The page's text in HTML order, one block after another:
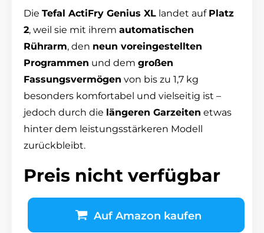
Die Tefal ActiFry Genius XL landet auf Platz
2, weil sie mit ihrem automatischen
Rührarm, den neun voreingestellten
Programmen und dem großen
Fassungsvermögen von bis zu 1,7 kg
besonders komfortabel und vielseitig ist –
jedoch durch die längeren Garzeiten etwas
hinter dem leistungsstärkeren Modell
zurückbleibt.
Preis nicht verfügbar
Auf Amazon kaufen